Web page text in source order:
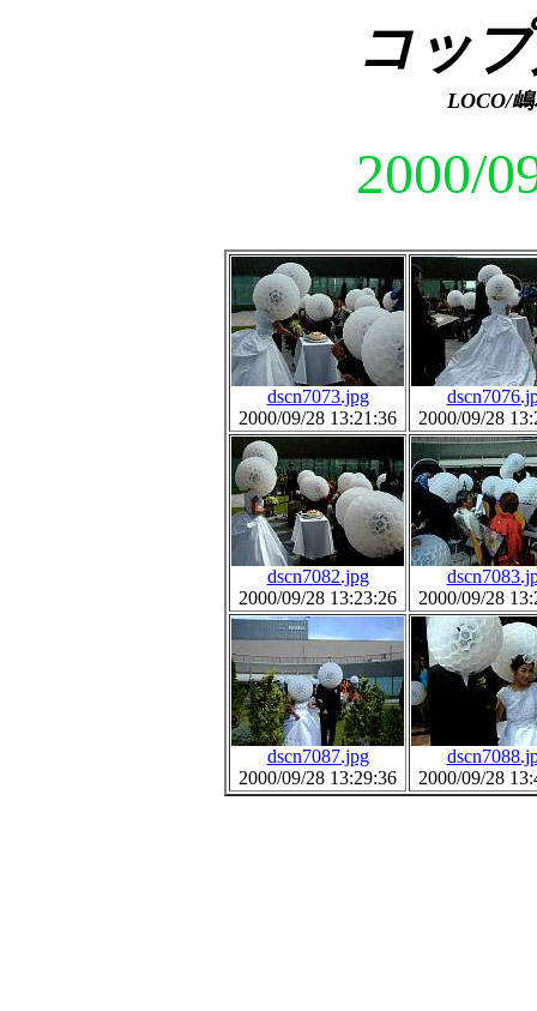
コッ
LOCO/
2000/
dscn7073.jpg
2000/09/28 13:21:36
2000/09/28
dscn7082.jpg
2000/09/28 13:23:26
2000/09/28
dscn7087.jpg
2000/09/28 13:29:36
2000/09/28